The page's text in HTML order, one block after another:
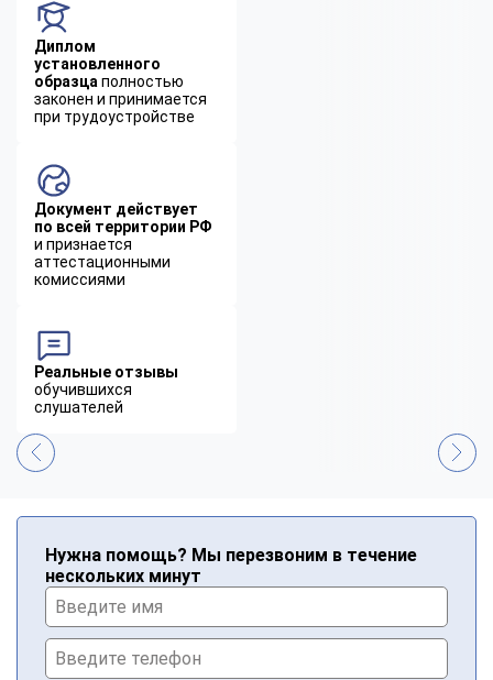
Диплом
установленного
образца полностью
законен и принимается
при трудоустройстве
Документ действует
по всей территории РФ
и признается
аттестационными
комиссиями
Реальные отзывы
обучившихся
слушателей
Нужна помощь? Мы перезвоним в течение
нескольких минут